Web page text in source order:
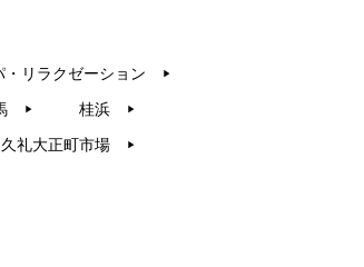
・リラクゼーション ▶︎
▶︎ 桂浜 ▶︎
久礼大正町市場 ▶︎